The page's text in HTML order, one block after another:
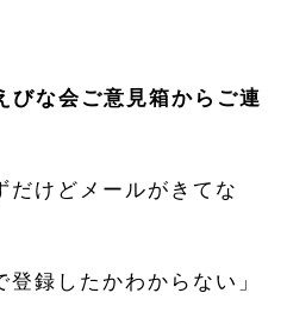
な会ご意見箱からご連
だけどメールがきてな
登録したかわからない」